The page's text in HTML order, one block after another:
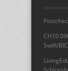
CH10
Swift/